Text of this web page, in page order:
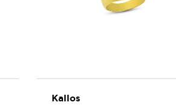
Kallos